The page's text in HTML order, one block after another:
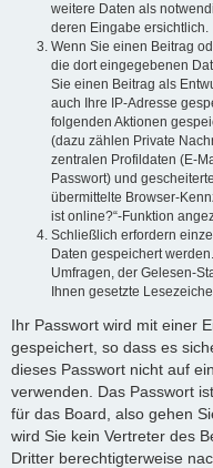
weitere Daten als
deren Eingabe ersichtlich.
Wenn Sie einen Beitrag
die dort eingegebenen
Sie einen Beitrag als
auch Ihre IP-Adresse
folgenden Aktionen
(dazu zählen Private
zentralen Profildaten (E-
Passwort) und
übermittelte Browser-
ist online?“-Funktion
Schließlich erfordern
Daten gespeichert
Umfragen, der Gelesen-
Ihnen gesetzte
Ihr Passwort wird mit einer
gespeichert, so dass es
dieses Passwort nicht auf
verwenden. Das Passwort
für das Board, also gehen
wird Sie kein Vertreter des
Dritter berechtigterweise